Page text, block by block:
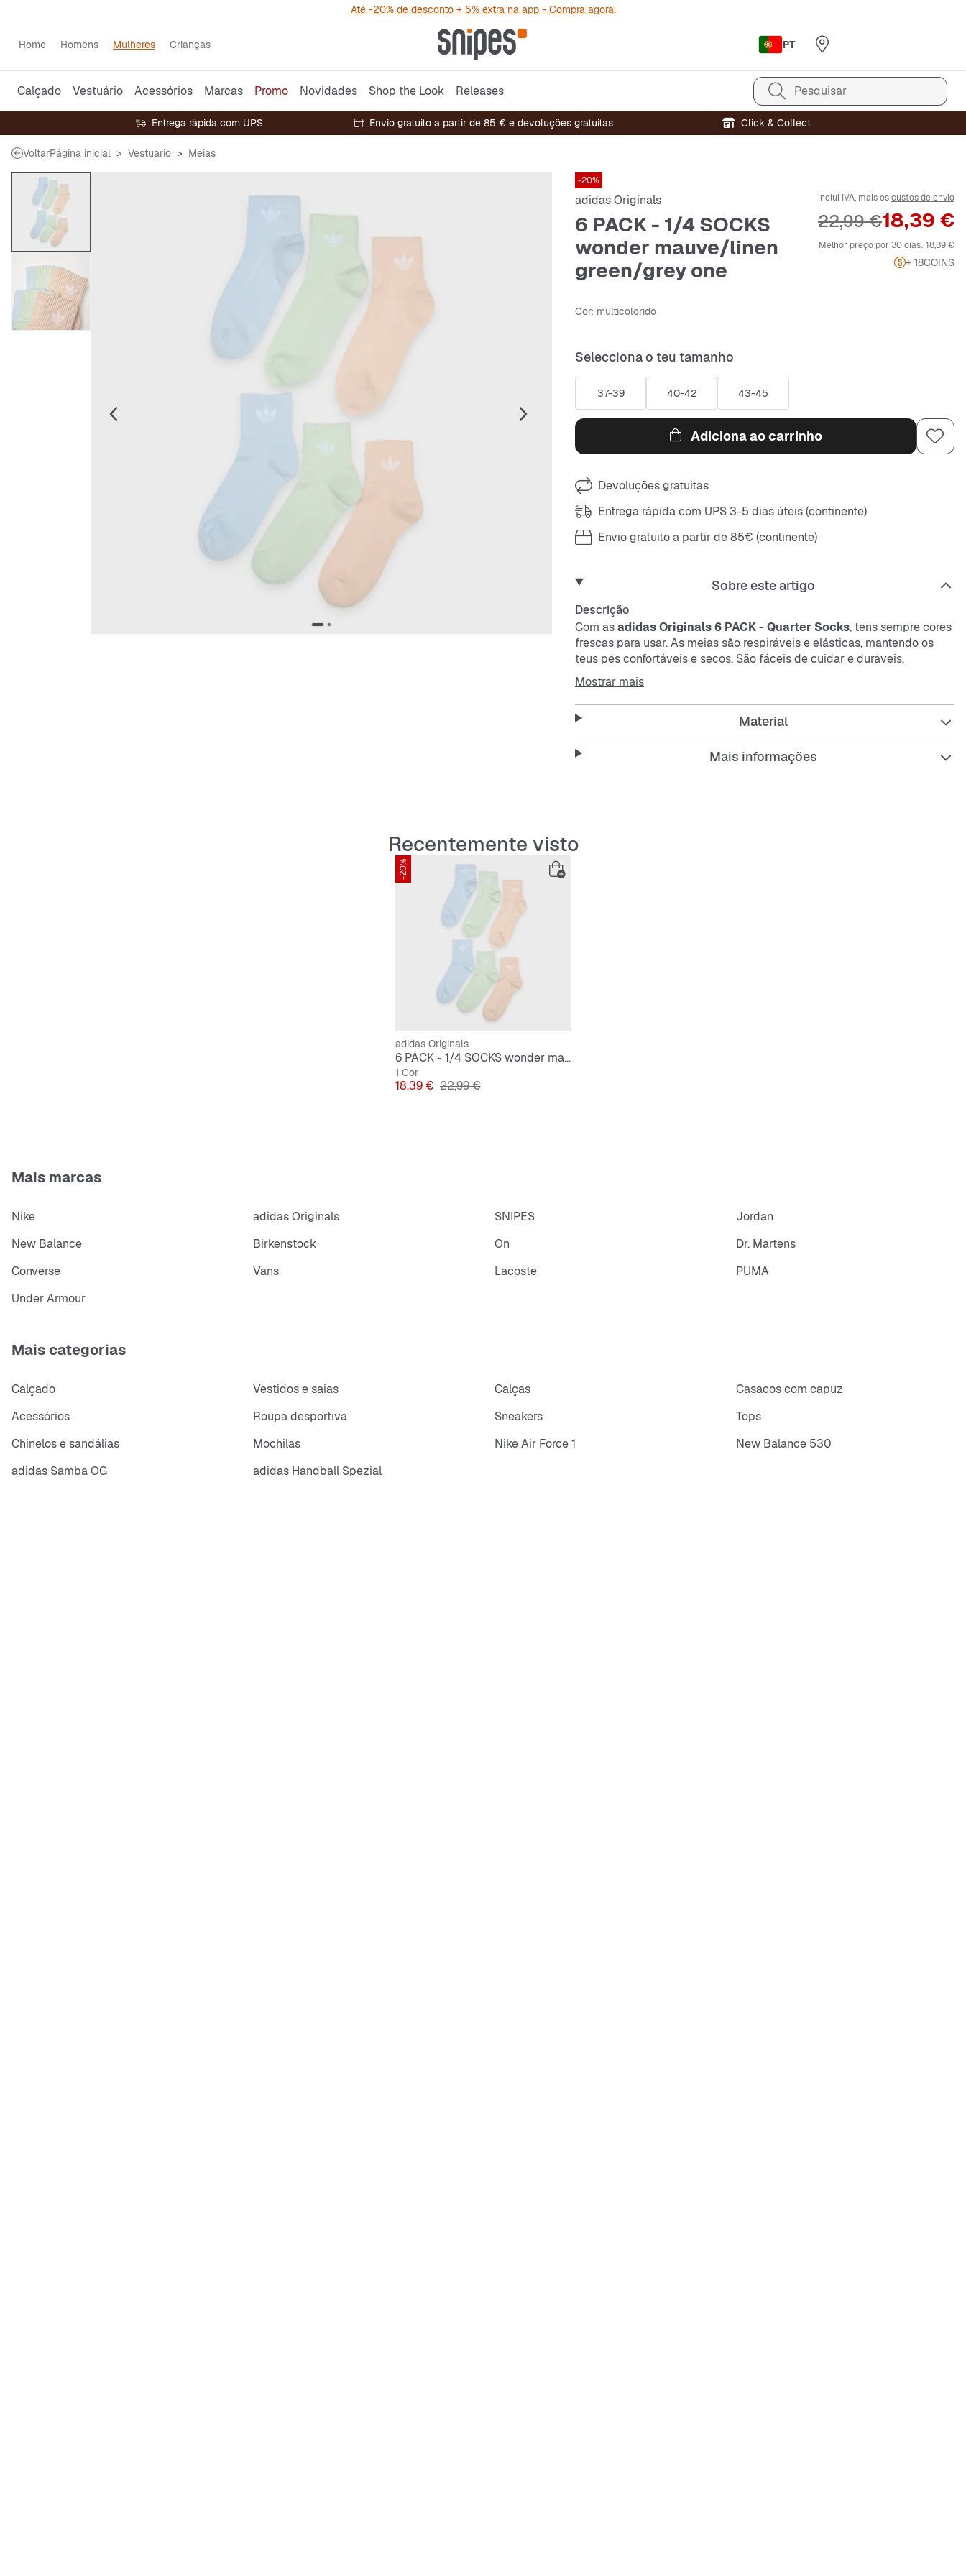
Até -20% de desconto + 5% extra na app - Compra agora!
Home Homens Mulheres Crianças PT
Calçado Vestuário Acessórios Marcas Promo Novidades Shop the Look Releases Pesquisar
Entrega rápida com UPS Envio gratuito a partir de 85 € e devoluções gratuitas Click & Collect
VoltarPágina inicial Vestuário Meias
-20%
adidas Originals
6 PACK - 1/4 SOCKS
wonder mauve/linen
green/grey one
inclui IVA, mais oscustos de envio
Preço
18,39 €
Preço original
22,99 €
Melhor preço por 30 dias: 18,39 €
+ 18COINS
Cor: multicolorido
Selecciona o teu tamanho
37-39 40-42 43-45
Adiciona ao carrinho
Devoluções gratuitas
Entrega rápida com UPS 3-5 dias úteis (continente)
Envio gratuito a partir de 85€ (continente)
Sobre este artigo
Descrição
Com asadidas Originals 6 PACK - Quarter Socks, tens sempre cores
frescas para usar. As meias são respiráveis e elásticas, mantendo os
teus pés confortáveis e secos. São fáceis de cuidar e duráveis,
acompanhando-te em todos os dias.
Características:
Mostrar mais
Material
Mais informações
Recentemente visto
-20%
adidas Originals
6 PACK - 1/4 SOCKS wonder mauve/linen green/grey one
1 Cor
Preço
18,39 € Preço original
22,99 €
Mais marcas
Nike adidas Originals SNIPES
Jordan
New Balance
Birkenstock On
Dr. Martens
Converse
Vans Lacoste
PUMA
Under Armour
Mais categorias
Calçado Vestidos e saias Calças
Casacos com capuz
Acessórios
Roupa desportiva Sneakers
Tops
Chinelos e sandálias
Mochilas Nike Air Force 1
New Balance 530
adidas Samba OG
adidas Handball Spezial